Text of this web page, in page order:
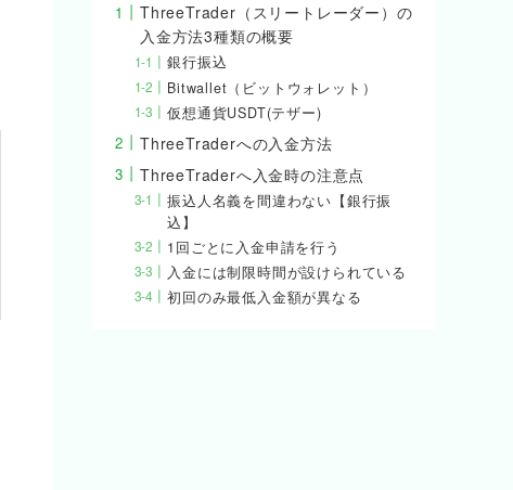
ThreeTrader（スリートレーダー）の
入金方法3種類の概要
銀行振込
Bitwallet（ビットウォレット）
仮想通貨USDT(テザー)
ThreeTraderへの入金方法
ThreeTraderへ入金時の注意点
振込人名義を間違わない【銀行振
込】
1回ごとに入金申請を行う
入金には制限時間が設けられている
初回のみ最低入金額が異なる